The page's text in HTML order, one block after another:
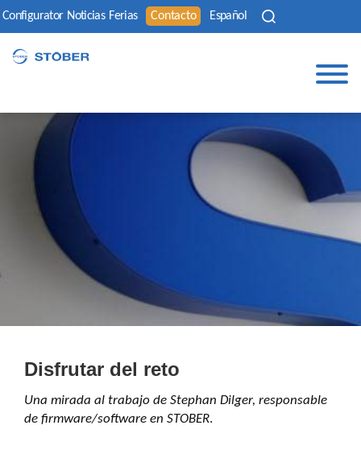
Configurator Noticias Ferias Contacto Español
Disfrutar del reto
Una mirada al trabajo de Stephan Dilger, responsable
de firmware/software en STOBER.